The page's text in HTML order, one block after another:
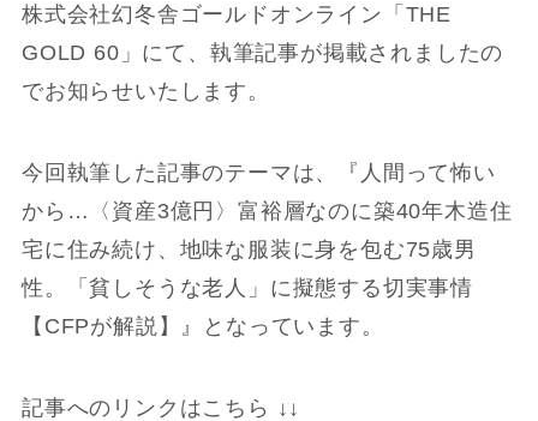
株式会社幻冬舎ゴールドオンライン「THE
GOLD 60」にて、執筆記事が掲載されましたの
でお知らせいたします。
今回執筆した記事のテーマは、『人間って怖い
から…〈資産3億円〉富裕層なのに築40年木造住
宅に住み続け、地味な服装に身を包む75歳男
性。「貧しそうな老人」に擬態する切実事情
【CFPが解説】』となっています。
記事へのリンクはこちら ↓↓